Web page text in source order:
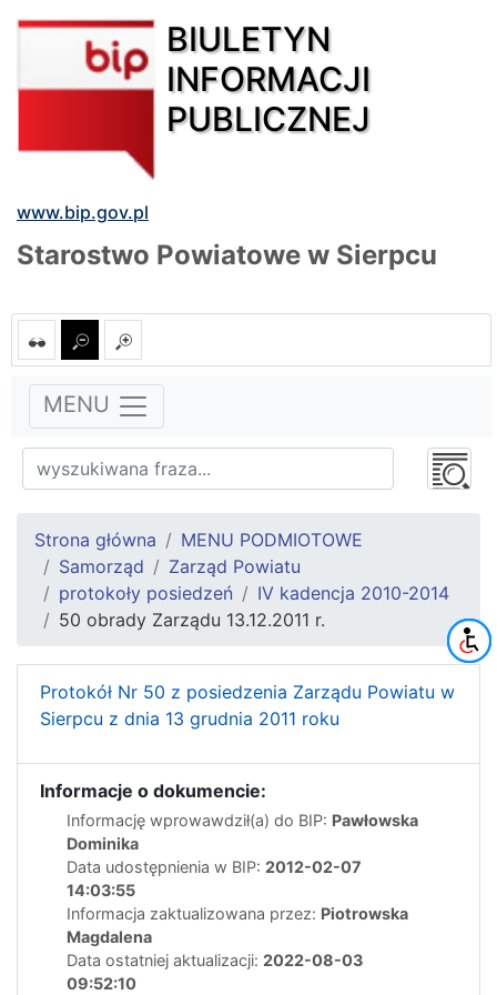
BIULETYN
INFORMACJI
PUBLICZNEJ
www.bip.gov.pl
Starostwo Powiatowe w Sierpcu
MENU
Strona główna
MENU PODMIOTOWE
Samorząd
Zarząd Powiatu
protokoły posiedzeń
IV kadencja 2010-2014
50 obrady Zarządu 13.12.2011 r.
Protokół Nr 50 z posiedzenia Zarządu Powiatu w
Sierpcu z dnia 13 grudnia 2011 roku
Informacje o dokumencie:
Informację wprowawdził(a) do BIP: Pawłowska
Dominika
Data udostępnienia w BIP: 2012-02-07
14:03:55
Informacja zaktualizowana przez: Piotrowska
Magdalena
Data ostatniej aktualizacji: 2022-08-03
09:52:10